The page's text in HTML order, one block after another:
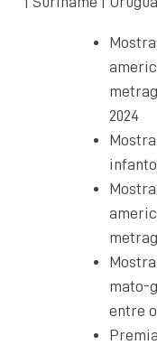
2024
mato-
entre